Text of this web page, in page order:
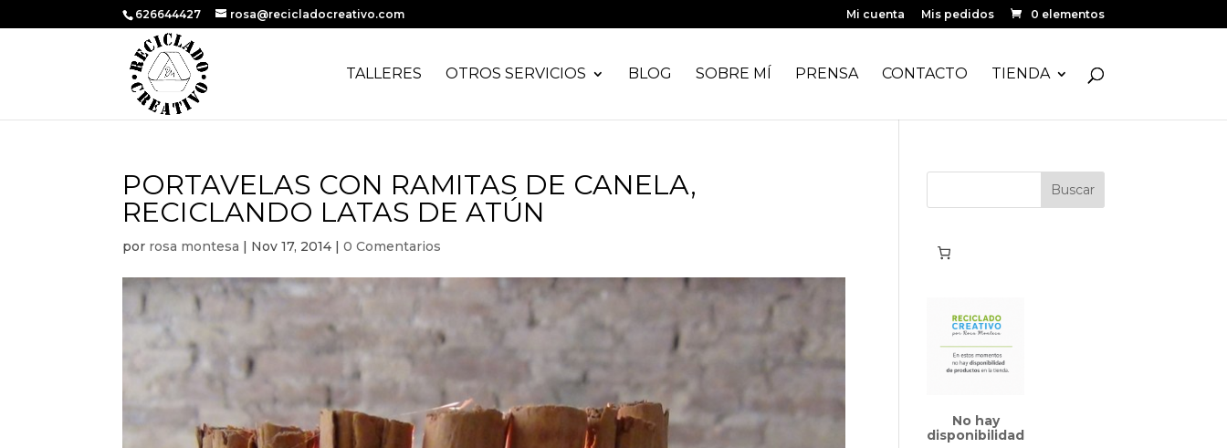
626644427 rosa@recicladocreativo.com Mi cuenta Mis pedidos 0 elementos
TALLERES OTROS SERVICIOS BLOG SOBRE MÍ PRENSA CONTACTO TIENDA
PORTAVELAS CON RAMITAS DE CANELA,
RECICLANDO LATAS DE ATÚN
por rosa montesa | Nov 17, 2014 |0 Comentarios
No hay
disponibilidad